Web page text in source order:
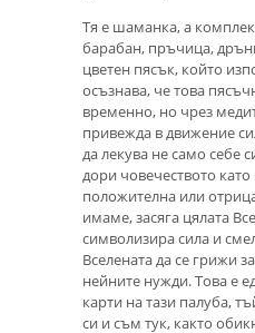
Тя е шаманка, а
барабан, пръчица,
цветен пясък, който
осъзнава, че това
временно, но чрез
привежда в движение
да лекува не само себе
дори човечеството като
положителна или
имаме, засяга цялата
символизира сила и
Вселената да се грижи
нейните нужди. Това е
карти на тази палуба,
си и съм тук, както